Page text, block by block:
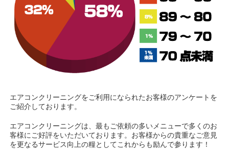
エアコンクリーニングをご利用になられたお客様のアンケートを
ご紹介しております。
エアコンクリーニングは、最もご依頼の多いメニューで多くのお
客様にご好評をいただいております。お客様からの貴重なご意見
を更なるサービス向上の糧としてこれからも励んで参ります！